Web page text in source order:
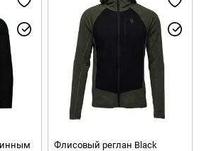
Флисовый реглан Black